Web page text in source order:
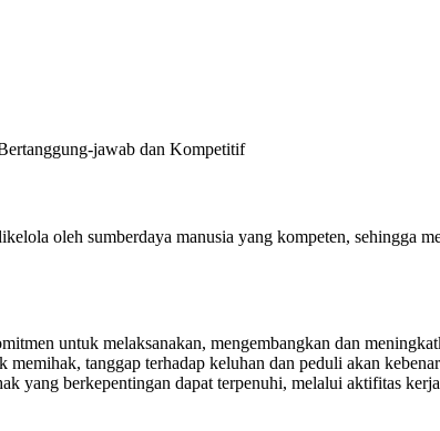
jawab dan Kompetitif
oleh sumberdaya manusia yang kompeten, sehingga
untuk melaksanakan, mengembangkan dan
memihak, tanggap terhadap keluhan dan peduli akan
yang berkepentingan dapat terpenuhi, melalui aktifitas